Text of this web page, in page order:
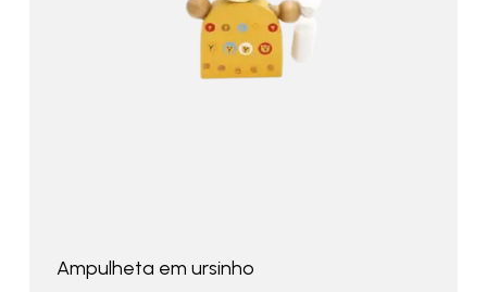
Ampulheta em ursinho